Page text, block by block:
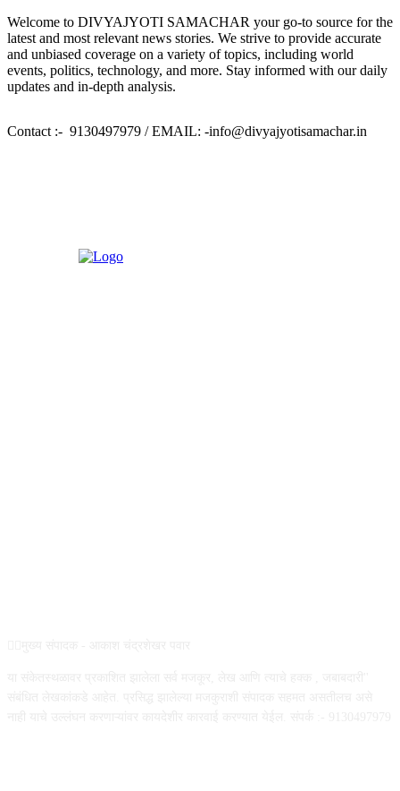
Welcome to DIVYAJYOTI SAMACHAR your go-to source for the
latest and most relevant news stories. We strive to provide accurate
and unbiased coverage on a variety of topics, including world
events, politics, technology, and more. Stay informed with our daily
updates and in-depth analysis.
Contact :- 9130497979 / EMAIL: -info@divyajyotisamachar.in